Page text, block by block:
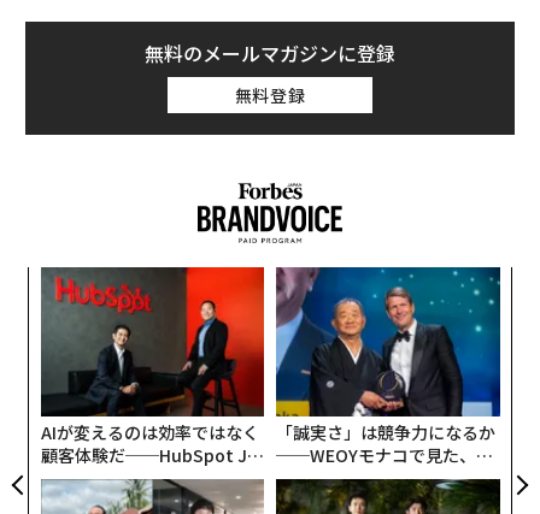
無料のメールマガジンに登録
無料登録
AIが変えるのは効率ではなく
顧客体験だ──HubSpot Ja
panが語る「Grow Better」
な組織のつくり方
「誠実さ」は競争力になるか
──WEOYモナコで見た、く
ら寿司の経営哲学